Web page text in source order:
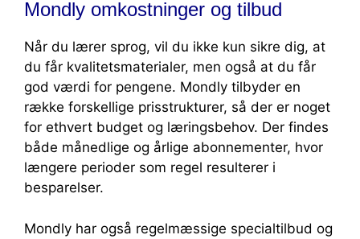
Mondly omkostninger og tilbud
Når du lærer sprog, vil du ikke kun sikre dig, at
du får kvalitetsmaterialer, men også at du får
god værdi for pengene. Mondly tilbyder en
række forskellige prisstrukturer, så der er noget
for ethvert budget og læringsbehov. Der findes
både månedlige og årlige abonnementer, hvor
længere perioder som regel resulterer i
besparelser.
Mondly har også regelmæssige specialtilbud og